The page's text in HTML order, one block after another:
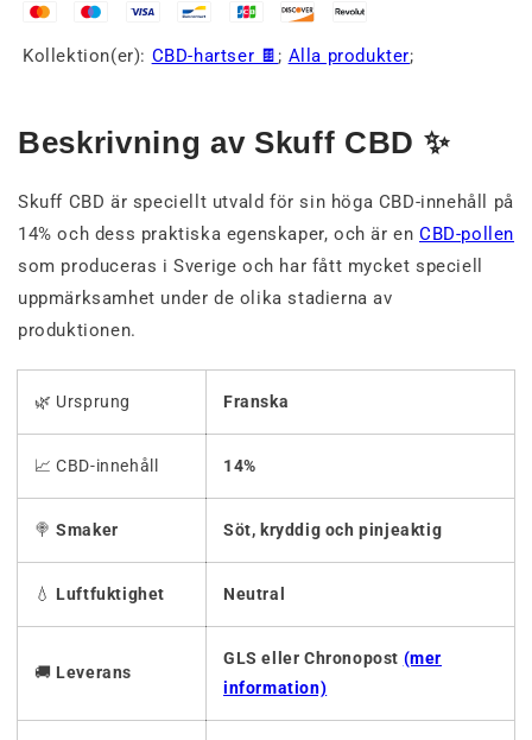
Kollektion(er): CBD-hartser 🍫 ; Alla produkter;
Beskrivning av Skuff CBD ✨
Skuff CBD är speciellt utvald för sin höga CBD-innehåll på
14% och dess praktiska egenskaper, och är enCBD-pollen
som produceras i Sverige och har fått mycket speciell
uppmärksamhet under de olika stadierna av
produktionen.
🌿 Ursprung Franska
📈 CBD-innehåll 14%
🍭Smaker Söt, kryddig och pinjeaktig
💧 Luftfuktighet Neutral
🚚 Leverans
GLS eller Chronopost (mer
information)